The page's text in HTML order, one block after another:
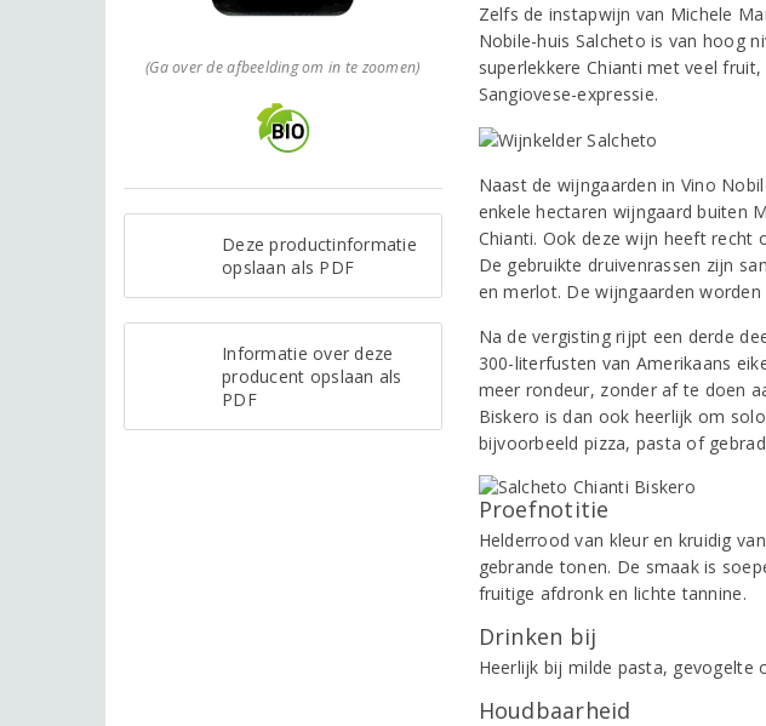
(Ga over de afbeelding om in te zoomen)
Deze productinformatie
opslaan als PDF
Informatie over deze
producent opslaan als
PDF
Zelfs de instapwijn van Michele
Nobile-huis Salcheto is van hoog
superlekkere Chianti met veel
Sangiovese-expressie.
Naast de wijngaarden in Vino
enkele hectaren wijngaard buiten
Chianti. Ook deze wijn heeft recht
De gebruikte druivenrassen zijn
en merlot. De wijngaarden
Na de vergisting rijpt een derde
300-literfusten van Amerikaans
meer rondeur, zonder af te doen
Biskero is dan ook heerlijk om
bijvoorbeeld pizza, pasta of
Proefnotitie
Helderrood van kleur en kruidig
gebrande tonen. De smaak is
fruitige afdronk en lichte tannine.
Drinken bij
Heerlijk bij milde pasta, gevogelte
Houdbaarheid